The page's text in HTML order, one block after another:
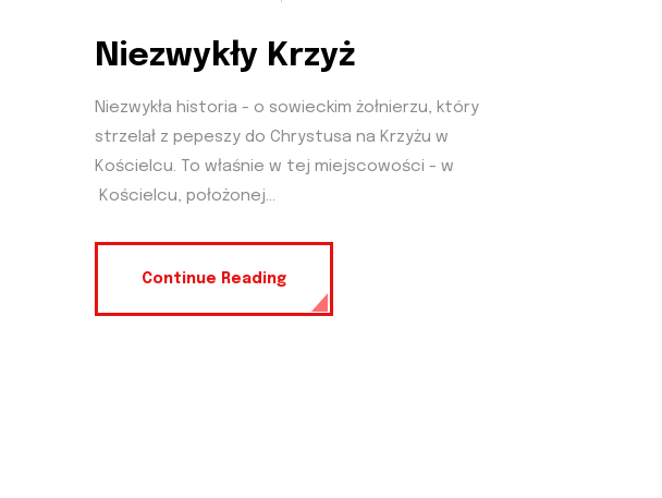
Niezwykły Krzyż
Niezwykła historia - o sowieckim żołnierzu, który
strzelał z pepeszy do Chrystusa na Krzyżu w
Kościelcu. To właśnie w tej miejscowości - w
Kościelcu, położonej...
Continue Reading